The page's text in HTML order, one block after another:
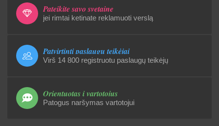
Pateikite savo svetainę
jei rimtai ketinate reklamuoti verslą
Patvirtinti paslaugų teikėjai
Virš 14 800 registruotu paslaugų teikėjų
Orientuotas į vartotojus
Patogus naršymas vartotojui